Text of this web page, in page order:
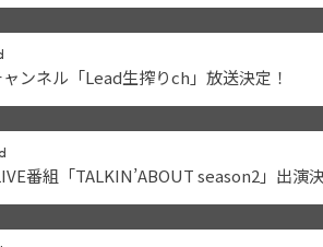
ンネル「Lead生搾りch」放送決定！
番組「TALKIN’ABOUT season2」出演